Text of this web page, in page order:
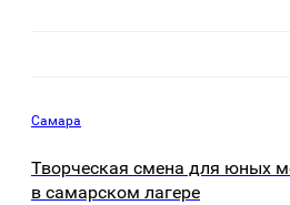
Самара
Творческая смена для юных
в самарском лагере